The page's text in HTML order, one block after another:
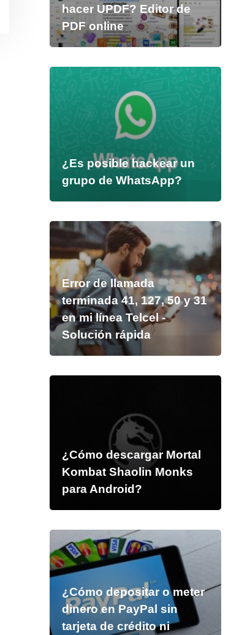
hacer UPDF? Editor de
PDF online
¿Es posible hackear un
grupo de WhatsApp?
Error de llamada
terminada 41, 127, 50 y 31
en mi línea Telcel -
Solución rápida
¿Cómo descargar Mortal
Kombat Shaolin Monks
para Android?
¿Cómo depositar o meter
dinero en PayPal sin
tarjeta de crédito ni